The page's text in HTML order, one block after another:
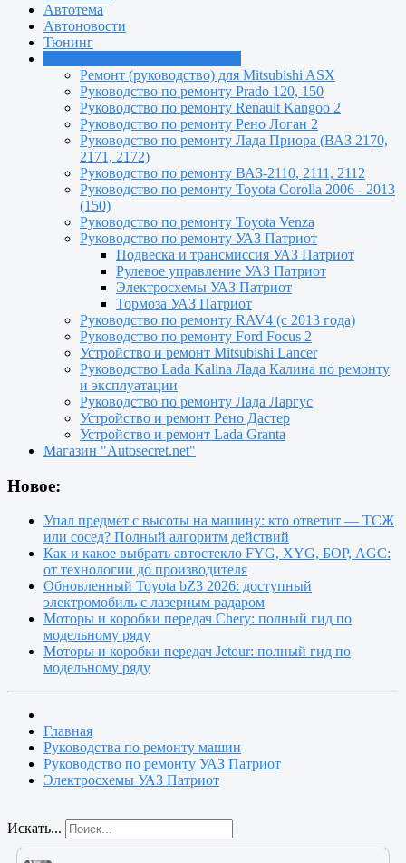
Автотема
Автоновости
Тюнинг
Ремонт (руководство) для Mitsubishi ASX
Руководство по ремонту Prado 120, 150
Руководство по ремонту Renault Kangoo 2
Руководство по ремонту Рено Логан 2
Руководство по ремонту Лада Приора (ВАЗ 2170,
2171, 2172)
Руководство по ремонту ВАЗ-2110, 2111, 2112
Руководство по ремонту Toyota Сorolla 2006 - 2013
(150)
Руководство по ремонту Toyota Venza
Руководство по ремонту УАЗ Патриот
Подвеска и трансмиссия УАЗ Патриот
Рулевое управление УАЗ Патриот
Электросхемы УАЗ Патриот
Тормоза УАЗ Патриот
Руководство по ремонту RAV4 (с 2013 года)
Руководство по ремонту Ford Focus 2
Устройство и ремонт Mitsubishi Lancer
Руководство Lada Kalina Лада Калина по ремонту
и эксплуатации
Руководство по ремонту Лада Ларгус
Устройство и ремонт Рено Дастер
Устройство и ремонт Lada Granta
Магазин "Autosecret.net"
Новое:
Упал предмет с высоты на машину: кто ответит — ТСЖ
или сосед? Полный алгоритм действий
Как и какое выбрать автостекло FYG, XYG, БОР, AGC:
от технологии до производителя
Обновленный Toyota bZ3 2026: доступный
электромобиль с лазерным радаром
Моторы и коробки передач Chery: полный гид по
модельному ряду
Моторы и коробки передач Jetour: полный гид по
модельному ряду
Главная
Руководства по ремонту машин
Руководство по ремонту УАЗ Патриот
Электросхемы УАЗ Патриот
Искать...